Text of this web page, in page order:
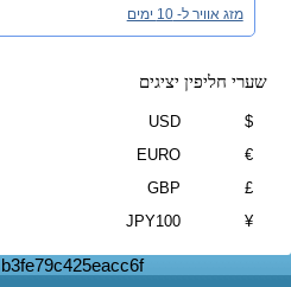
מזג אוויר ל- 10 ימים
שערי חליפין יציגים
$
USD
€
EURO
£
GBP
¥
JPY100